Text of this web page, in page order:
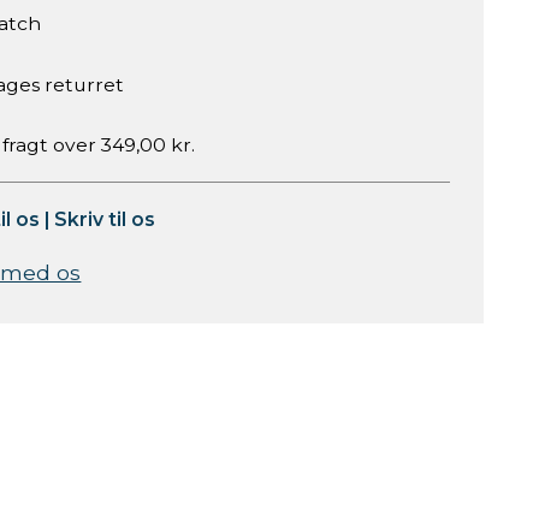
returret
fragt over 349,00 kr.
os Skriv til os
os